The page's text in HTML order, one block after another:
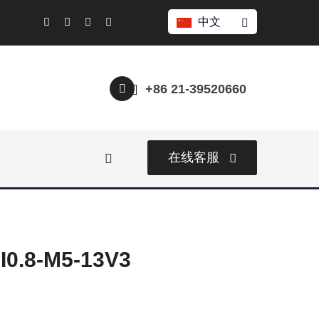
中文
+86 21-39520660
在线客服
M5-13V3